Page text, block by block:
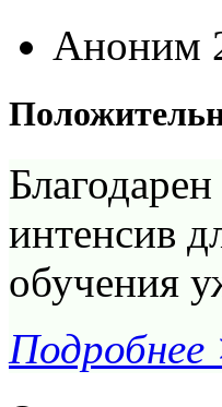
Аноним
интенсив
обучения
Подробнее